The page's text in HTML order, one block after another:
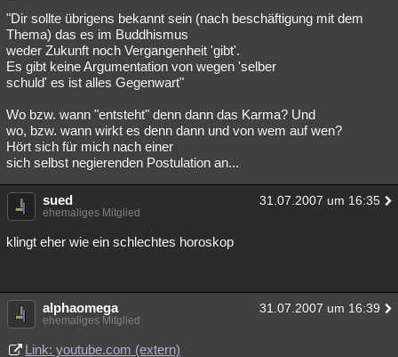
Spiritualität Verschwörungen Technologie Ufologie
Natur Umfragen Unterhaltung
weitere Rubriken
Astronomie Helpdesk Gruppen Gaming Filme
Clash
Übersichten
"Dir sollte übrigens bekannt sein (nach beschäftigung mit dem
Thema) das es im Buddhismus
weder Zukunft noch Vergangenheit 'gibt'.
Es gibt keine Argumentation von wegen 'selber
schuld' es ist alles Gegenwart"
Wo bzw. wann "entsteht" denn dann das Karma? Und
wo, bzw. wann wirkt es denn dann und von wem auf wen?
Hört sich für mich nach einer
sich selbst negierenden Postulation an...
sued 31.07.2007 um 16:35
ehemaliges Mitglied
klingt eher wie ein schlechtes horoskop
alphaomega 31.07.2007 um 16:39
ehemaliges Mitglied
Link: youtube.com (extern)